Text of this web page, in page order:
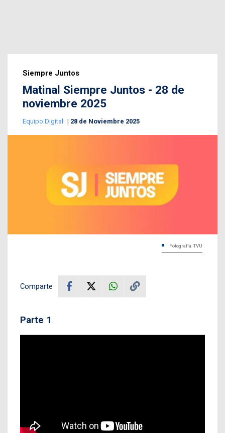
Siempre Juntos
Matinal Siempre Juntos - 28 de
noviembre 2025
Equipo Digital 28 de Noviembre 2025
Fotografía: TVU
Comparte
Parte 1